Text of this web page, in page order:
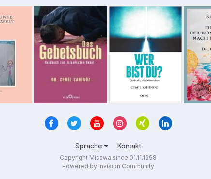
Sprache Kontakt
Copyright Misawa since 01.11.1998
Powered by Invision Community